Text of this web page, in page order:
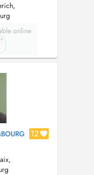
online
12